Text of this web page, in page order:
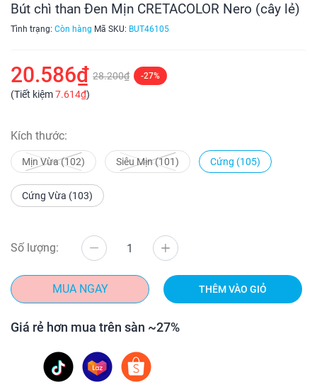
Bút chì than Đen Mịn CRETACOLOR Nero (cây lẻ)
Tình trạng: Còn hàng Mã SKU: BUT46105
20.586₫ 28.200₫ -27%
(Tiết kiệm7.614₫)
Kích thước:
Mịn Vừa (102) Siêu Mịn (101) Cứng (105)
Cứng Vừa (103)
Số lượng:
MUA NGAY THÊM VÀO GIỎ
Giá rẻ hơn mua trên sàn ~27%